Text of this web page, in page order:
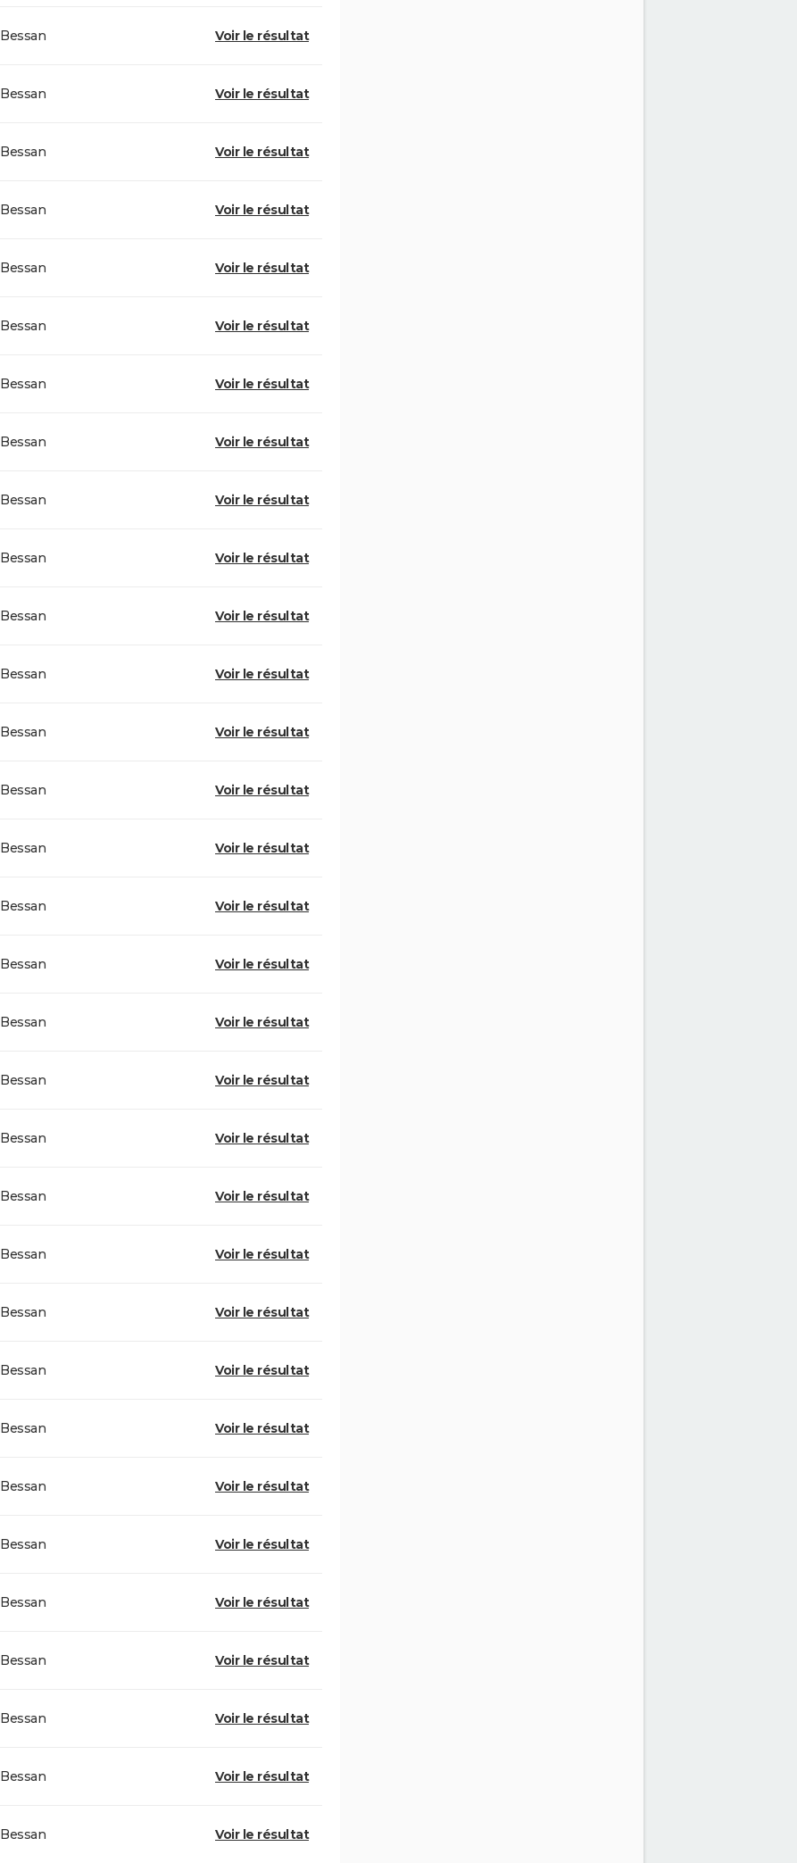
Bessan Voir le résultat
Bessan Voir le résultat
Bessan Voir le résultat
Bessan Voir le résultat
Bessan Voir le résultat
Bessan Voir le résultat
Bessan Voir le résultat
Bessan Voir le résultat
Bessan Voir le résultat
Bessan Voir le résultat
Bessan Voir le résultat
Bessan Voir le résultat
Bessan Voir le résultat
Bessan Voir le résultat
Bessan Voir le résultat
Bessan Voir le résultat
Bessan Voir le résultat
Bessan Voir le résultat
Bessan Voir le résultat
Bessan Voir le résultat
Bessan Voir le résultat
Bessan Voir le résultat
Bessan Voir le résultat
Bessan Voir le résultat
Bessan Voir le résultat
Bessan Voir le résultat
Bessan Voir le résultat
Bessan Voir le résultat
Bessan Voir le résultat
Bessan Voir le résultat
Bessan Voir le résultat
Bessan Voir le résultat